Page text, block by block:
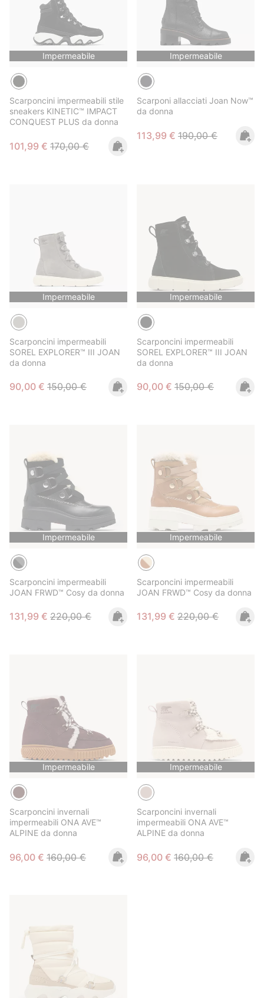
Impermeabile
Scarponcini impermeabili stile
sneakers KINETIC™ IMPACT
CONQUEST PLUS da donna
Sale price:
101,99 € Regular price:
170,00 €
Impermeabile
Scarponi allacciati Joan Now™
da donna
Sale price:
113,99 € Regular price:
190,00 €
Impermeabile
Scarponcini impermeabili
SOREL EXPLORER™ III JOAN
da donna
Sale price:
90,00 € Regular price:
150,00 €
Impermeabile
Scarponcini impermeabili
SOREL EXPLORER™ III JOAN
da donna
Sale price:
90,00 € Regular price:
150,00 €
Impermeabile
Scarponcini impermeabili
JOAN FRWD™ Cosy da donna
Sale price:
131,99 € Regular price:
220,00 €
Impermeabile
Scarponcini impermeabili
JOAN FRWD™ Cosy da donna
Sale price:
131,99 € Regular price:
220,00 €
Impermeabile
Scarponcini invernali
impermeabili ONA AVE™
ALPINE da donna
Sale price:
96,00 € Regular price:
160,00 €
Impermeabile
Scarponcini invernali
impermeabili ONA AVE™
ALPINE da donna
Sale price:
96,00 € Regular price:
160,00 €